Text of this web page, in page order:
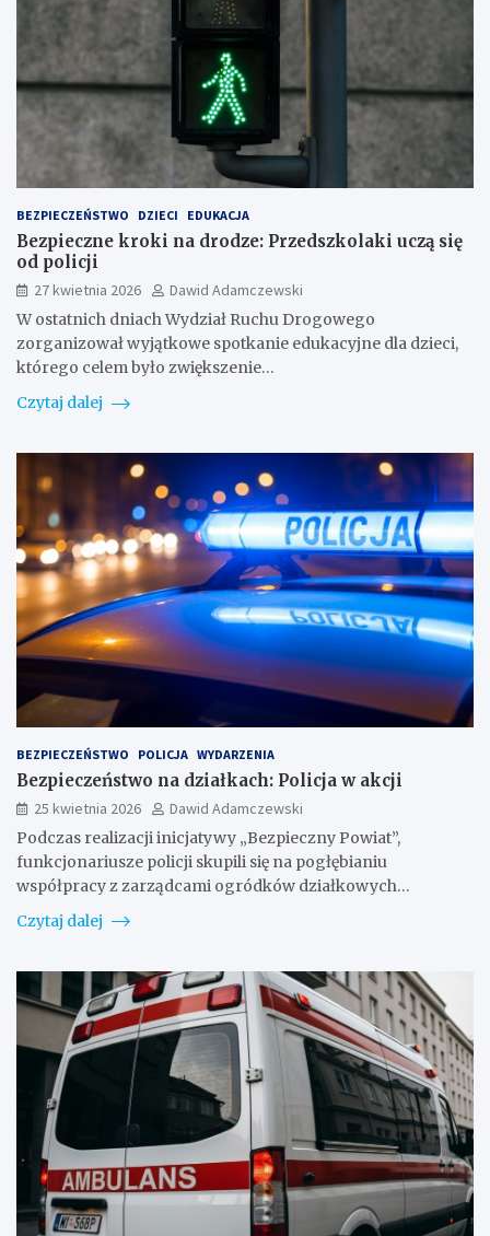
BEZPIECZEŃSTWO DZIECI EDUKACJA
Bezpieczne kroki na drodze: Przedszkolaki uczą się
od policji
27 kwietnia 2026
Dawid Adamczewski
W ostatnich dniach Wydział Ruchu Drogowego
zorganizował wyjątkowe spotkanie edukacyjne dla dzieci,
którego celem było zwiększenie…
Czytaj dalej
BEZPIECZEŃSTWO POLICJA WYDARZENIA
Bezpieczeństwo na działkach: Policja w akcji
25 kwietnia 2026
Dawid Adamczewski
Podczas realizacji inicjatywy „Bezpieczny Powiat”,
funkcjonariusze policji skupili się na pogłębianiu
współpracy z zarządcami ogródków działkowych…
Czytaj dalej